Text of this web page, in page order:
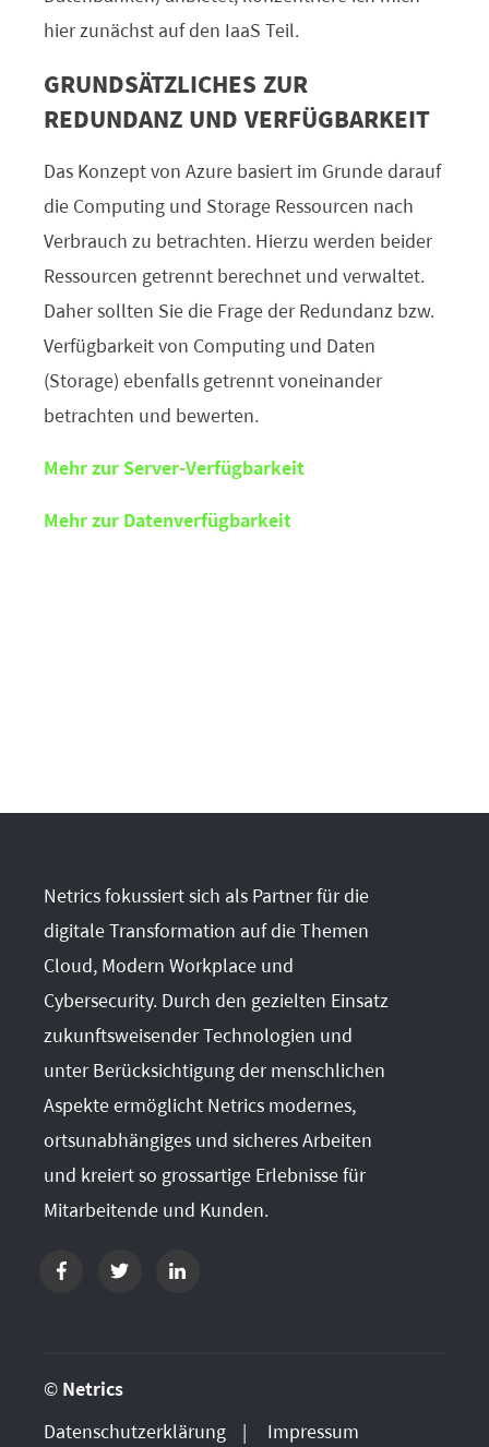
hier zunächst auf den IaaS Teil.
GRUNDSÄTZLICHES ZUR
REDUNDANZ UND VERFÜGBARKEIT
Das Konzept von Azure basiert im Grunde darauf
die Computing und Storage Ressourcen nach
Verbrauch zu betrachten. Hierzu werden beider
Ressourcen getrennt berechnet und verwaltet.
Daher sollten Sie die Frage der Redundanz bzw.
Verfügbarkeit von Computing und Daten
(Storage) ebenfalls getrennt voneinander
betrachten und bewerten.
Mehr zur Server-Verfügbarkeit
Mehr zur Datenverfügbarkeit
Netrics fokussiert sich als Partner für die
digitale Transformation auf die Themen
Cloud, Modern Workplace und
Cybersecurity. Durch den gezielten Einsatz
zukunftsweisender Technologien und
unter Berücksichtigung der menschlichen
Aspekte ermöglicht Netrics modernes,
ortsunabhängiges und sicheres Arbeiten
und kreiert so grossartige Erlebnisse für
Mitarbeitende und Kunden.
© Netrics
Datenschutzerklärung Impressum